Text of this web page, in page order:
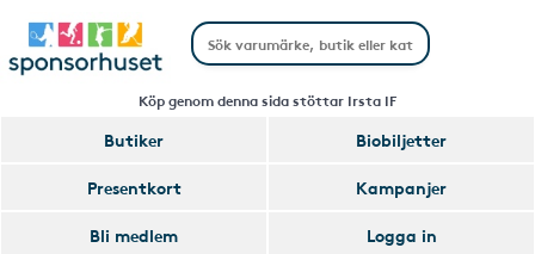
Köp genom denna sida stöttar Irsta IF
Butiker
Biobiljetter
Presentkort
Kampanjer
Bli medlem
Logga in